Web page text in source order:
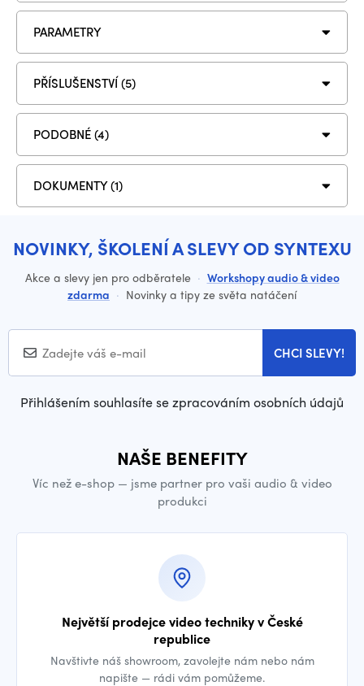
PARAMETRY
PŘÍSLUŠENSTVÍ (5)
PODOBNÉ (4)
DOKUMENTY (1)
NOVINKY, ŠKOLENÍ A SLEVY OD SYNTEXU
Akce a slevy jen pro odběratele · Workshopy audio & video
zdarma · Novinky a tipy ze světa natáčení
CHCI SLEVY!
Přihlášením souhlasíte se zpracováním osobních údajů
NAŠE BENEFITY
Víc než e-shop — jsme partner pro vaši audio & video
produkci
Největší prodejce video techniky v České
republice
Navštivte náš showroom, zavolejte nám nebo nám
napište — rádi vám pomůžeme.